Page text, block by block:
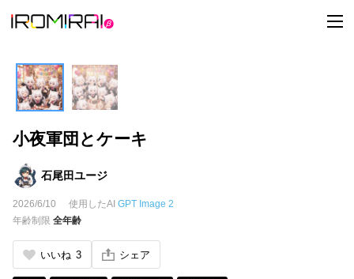
t
o
小夜軍団とケーキ
石尾田ユージ
2026/6/10 使用したAI GPT Image 2
年齢制限 全年齢
いいね 3 シェア